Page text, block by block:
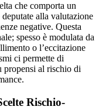
che comporta un
alla valutazione
negative. Questa
spesso è modulata da
o l’eccitazione
ci permette di
propensi al rischio di
Rischio-